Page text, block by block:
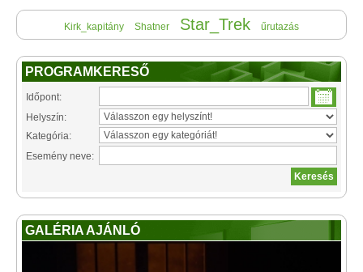
Kirk_kapitány Shatner Star_Trek űrutazás
PROGRAMKERESŐ
Időpont:
Helyszín:
Kategória:
Esemény neve:
GALÉRIA AJÁNLÓ